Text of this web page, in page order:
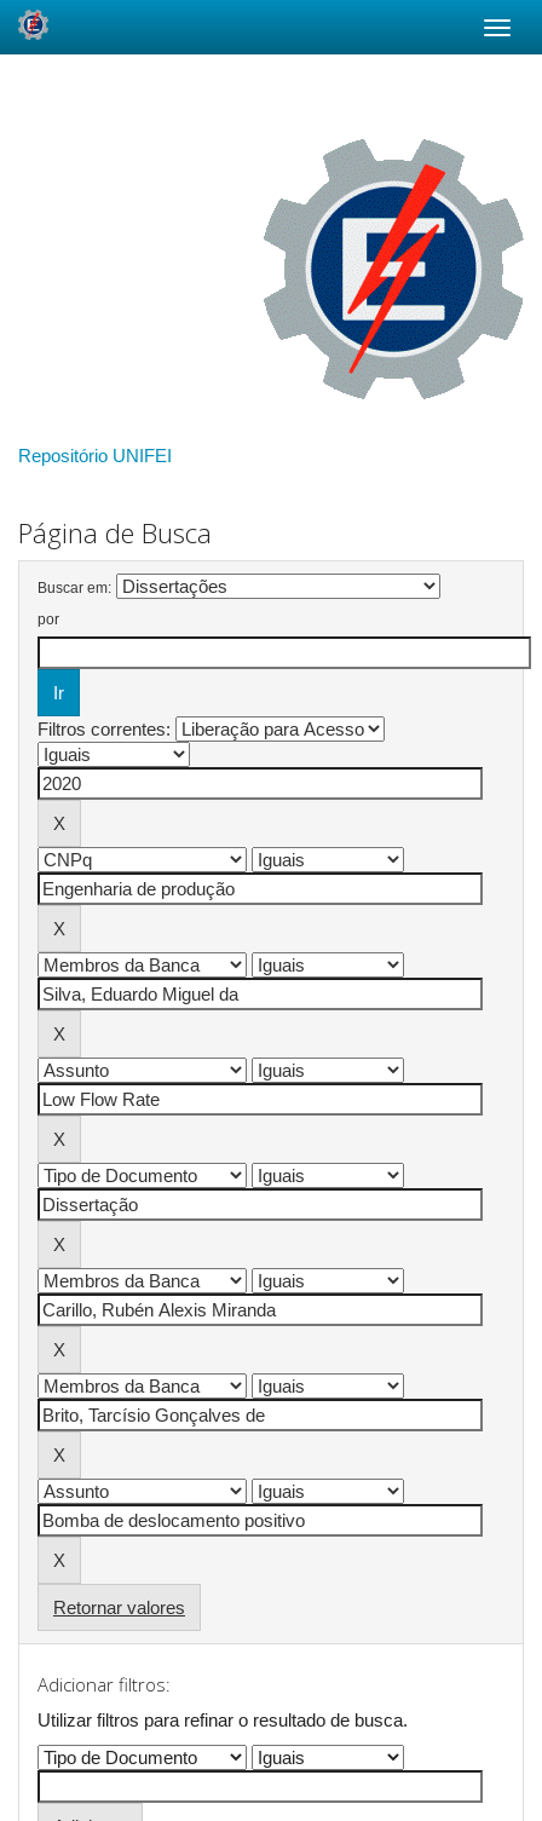
Repositório UNIFEI
Página de Busca
Buscar em:
por
Filtros correntes:
Retornar valores
Adicionar filtros:
Utilizar filtros para refinar o resultado de busca.